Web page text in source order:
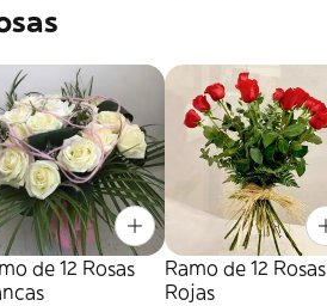
de 12 Rosas
Ramo de 12 Rosas
Rojas